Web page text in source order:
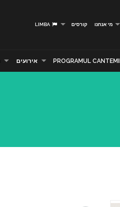
קורסים מי אנחנו
אירועים PROGRAMUL